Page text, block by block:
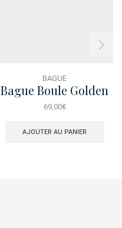
BAGUE
Bague Boule Golden
Tears
69,00€
AJOUTER AU PANIER